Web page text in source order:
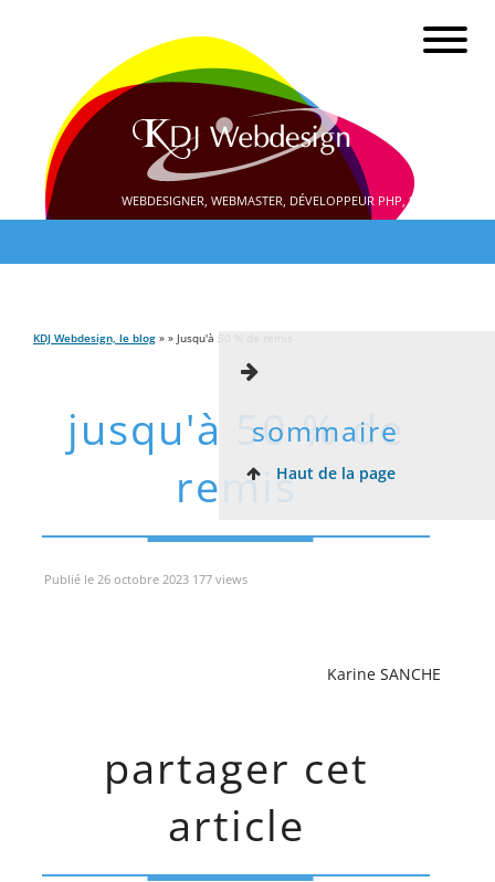
WEBDESIGNER, WEBMASTER, DÉVELOPPEUR PHP, SEO
KDJ Webdesign, le blog » » Jusqu'à 50 % de remis
jusqu'à 50 % de
remis
sommaire
Haut de la page
Publié le 26 octobre 2023 177 views
Karine SANCHE
partager cet
article